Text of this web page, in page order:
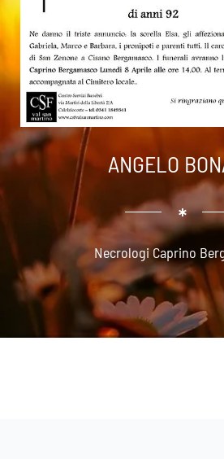
ANGELO
Necrologi Caprino